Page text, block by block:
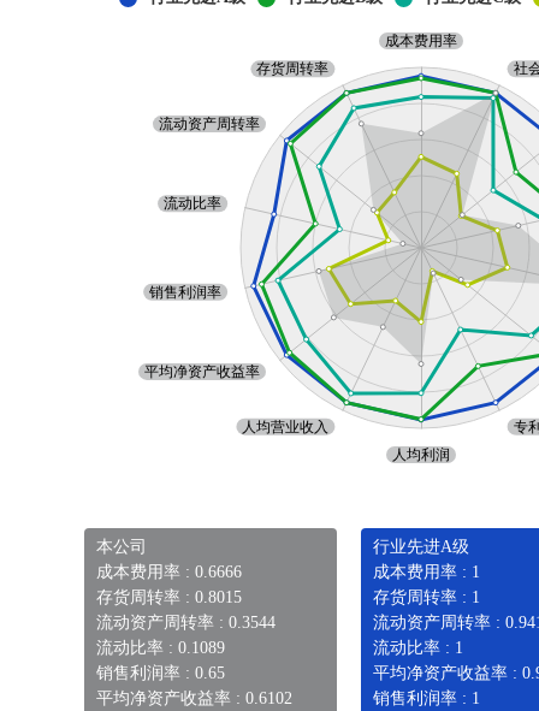
本公司
成本费用率 : 0.6666
存货周转率 : 0.8015
流动资产周转率 : 0.3544
流动比率 : 0.1089
销售利润率 : 0.65
平均净资产收益率 : 0.6102
行业先进A级
成本费用率 : 1
存货周转率 : 1
流动资产周转率 :
流动比率 : 1
平均净资产收益率 :
销售利润率 : 1